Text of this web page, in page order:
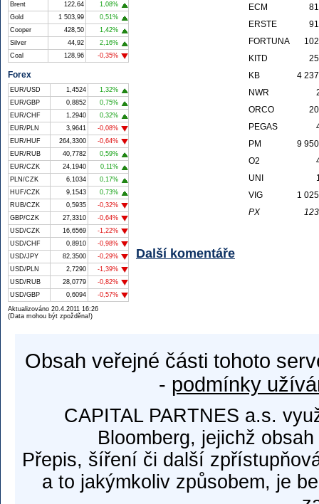
ECM
ERSTE
FORTUNA
KITD
KB
4
NWR
ORCO
PEGAS
PM
9
O2
UNI
VIG
1
PX
Další komentáře
Brent
122,64
1,08%
Gold
1 503,99
0,51%
Cooper
428,50
1,42%
Silver
44,92
2,16%
Coal
128,96 -0,35%
Forex
EUR/USD 1,4524
1,32%
EUR/GBP
0,8852
0,75%
EUR/CHF
1,2940
0,32%
EUR/PLN
3,9641
-0,08%
EUR/HUF
264,3300
-0,64%
EUR/RUB
40,7782
0,59%
EUR/CZK
24,1940
0,11%
PLN/CZK
6,1034
0,17%
HUF/CZK
9,1543
0,73%
RUB/CZK
0,5935
-0,32%
GBP/CZK
27,3310
-0,64%
USD/CZK
16,6569
-1,22%
USD/CHF
0,8910
-0,98%
USD/JPY
82,3500
-0,29%
USD/PLN
2,7290
-1,39%
USD/RUB
28,0779
-0,82%
USD/GBP
0,6094
-0,57%
Aktualizováno 20.4.2011 16:26
(Data mohou být zpožděna!)
Obsah veřejné části tohoto
- podmínky
CAPITAL PARTNES a.s.
Bloomberg, jejichž
Přepis, šíření či další
a to jakýmkoliv způsobem, je